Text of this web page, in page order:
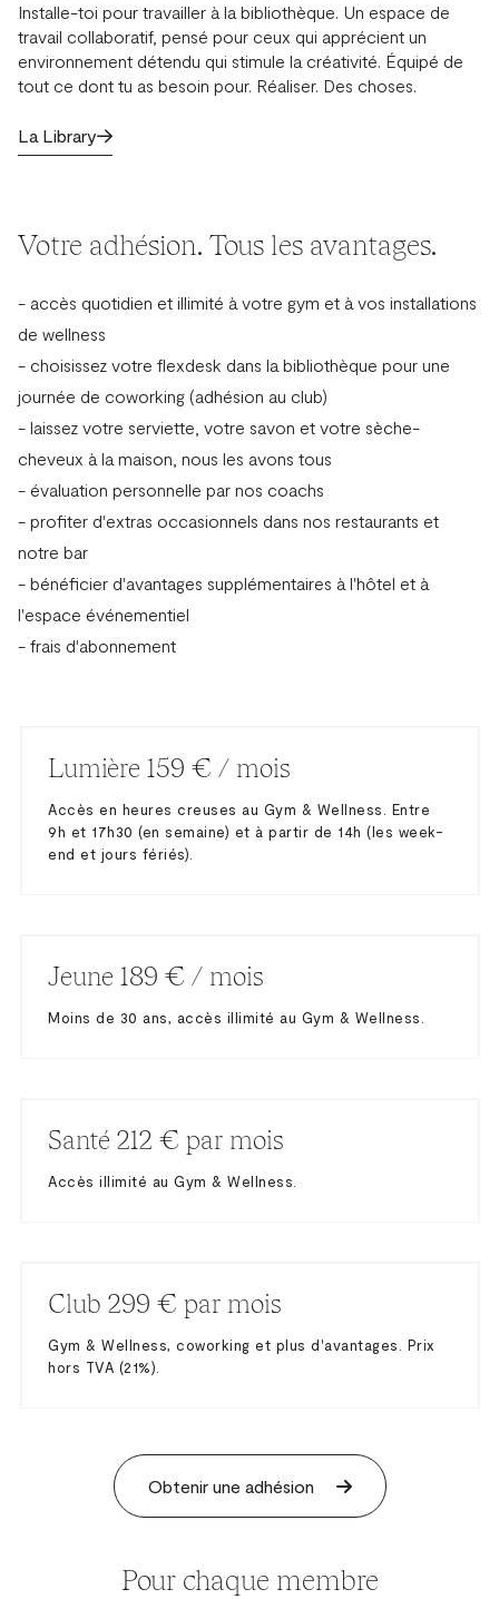
Installe-toi pour travailler à la bibliothèque. Un espace de
travail collaboratif, pensé pour ceux qui apprécient un
environnement détendu qui stimule la créativité. Équipé de
tout ce dont tu as besoin pour. Réaliser. Des choses.
La Library
Votre adhésion. Tous les avantages.
- accès quotidien et illimité à votre gym et à vos installations
de wellness
- choisissez votre flexdesk dans la bibliothèque pour une
journée de coworking (adhésion au club)
- laissez votre serviette, votre savon et votre sèche-
cheveux à la maison, nous les avons tous
- évaluation personnelle par nos coachs
- profiter d'extras occasionnels dans nos restaurants et
notre bar
- bénéficier d'avantages supplémentaires à l'hôtel et à
l'espace événementiel
- frais d'abonnement
Lumière 159 € / mois
Accès en heures creuses au Gym & Wellness. Entre
9h et 17h30 (en semaine) et à partir de 14h (les week-
end et jours fériés).
Jeune 189 € / mois
Moins de 30 ans, accès illimité au Gym & Wellness.
Santé 212 € par mois
Accès illimité au Gym & Wellness.
Club 299 € par mois
Gym & Wellness, coworking et plus d'avantages. Prix
hors TVA (21%).
Obtenir une adhésion
Pour chaque membre